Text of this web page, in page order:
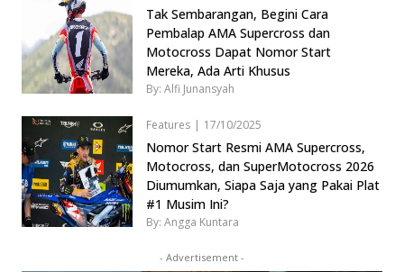
Tak Sembarangan, Begini Cara
Pembalap AMA Supercross dan
Motocross Dapat Nomor Start
Mereka, Ada Arti Khusus
By: Alfi Junansyah
Features | 17/10/2025
Nomor Start Resmi AMA Supercross,
Motocross, dan SuperMotocross 2026
Diumumkan, Siapa Saja yang Pakai Plat
#1 Musim Ini?
By: Angga Kuntara
- Advertisement -